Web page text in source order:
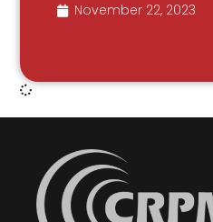
November 22, 2023